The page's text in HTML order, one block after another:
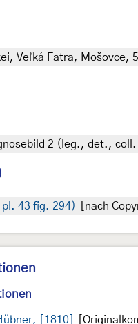
Veľká Fatra, Mošovce,
2 (leg., det.,
43 fig. 294) [nach
[1810]